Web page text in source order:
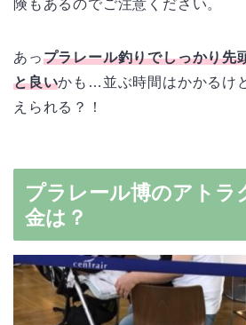
険もあるのでご注意ください。
あっプラレール釣りでしっかり先
と良いかも…並ぶ時間はかかるけ
えられる？！
プラレール博のアトラ
金は？